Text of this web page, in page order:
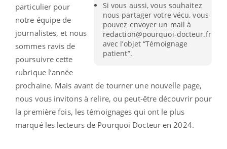
Si vous aussi, vous souhaitez
nous partager votre vécu, vous
pouvez envoyer un mail à
redaction@pourquoi-docteur.fr
avec l’objet “Témoignage
patient”.
particulier pour
notre équipe de
journalistes, et nous
sommes ravis de
poursuivre cette
rubrique l’année
prochaine. Mais avant de tourner une nouvelle page,
nous vous invitons à relire, ou peut-être découvrir pour
la première fois, les témoignages qui ont le plus
marqué les lecteurs de Pourquoi Docteur en 2024.